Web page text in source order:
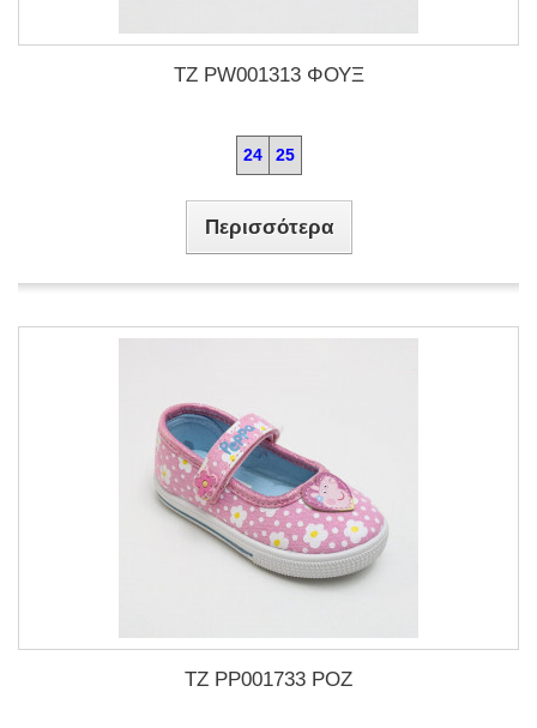
TZ PW001313 ΦΟΥΞ
24 25
Περισσότερα
TZ PP001733 ΡΟΖ